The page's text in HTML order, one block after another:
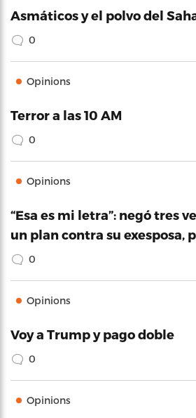
Asmáticos y el polvo del
0
Opinions
Terror a las 10 AM
0
Opinions
“Esa es mi letra”: negó tres
un plan contra su exesposa,
0
Opinions
Voy a Trump y pago doble
0
Opinions